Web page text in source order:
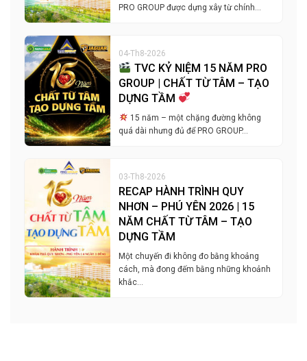
PRO GROUP được dựng xây từ chính…
04-Th8-2026
TVC KỶ NIỆM 15 NĂM PRO
GROUP | CHẤT TỪ TÂM – TẠO
DỰNG TẦM
15 năm – một chặng đường không
quá dài nhưng đủ để PRO GROUP…
03-Th8-2026
RECAP HÀNH TRÌNH QUY
NHƠN – PHÚ YÊN 2026 | 15
NĂM CHẤT TỪ TÂM – TẠO
DỰNG TẦM
Một chuyến đi không đo bằng khoảng
cách, mà đong đếm bằng những khoảnh
khắc…